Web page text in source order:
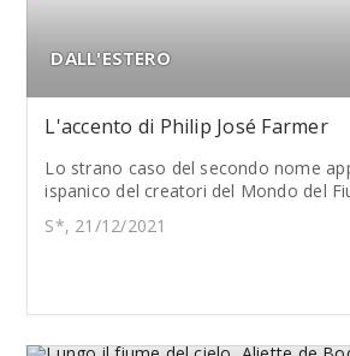
DALL'ESTERO
L'accento di Philip José Farmer
Lo strano caso del secondo nome
ispanico del creatori del Mondo del
S*, 21/12/2021